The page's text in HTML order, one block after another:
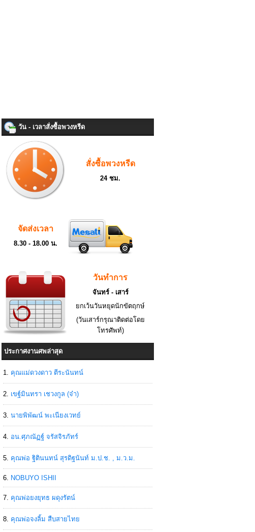
วัน - เวลาสั่งซื้อพวงหรีด
สั่งซื้อพวงหรีด
24 ชม.
จัดส่งเวลา
8.30 - 18.00 น.
วันทำการ
จันทร์ - เสาร์
ยกเว้นวันหยุดนักขัตฤกษ์
(วันเสาร์กรุณาติดต่อโดย
โทรศัพท์)
ประกาศงานศพล่าสุด
คุณแม่ดวงดาว ตีระนันทน์
เขฐ์มินทรา เชวงกูล (จ๋า)
นายพิพัฒน์ พะเนียงเวทย์
อน.ศุภณัฏฐ์ จรัสจิรภัทร์
คุณพ่อ ฐิตินนทน์ สุรดิฐนันท์ ม.ป.ช. , ม.ว.ม.
NOBUYO ISHII
คุณพ่อยงยุทธ ผดุงรัตน์
คุณพ่อจงลิ้ม สืบสายไทย